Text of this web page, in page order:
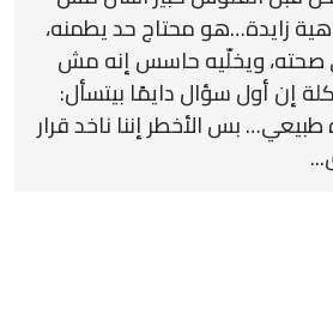
زايدة…هو محتاج حد يطمنه،
صحته، ويخلّيه حاسس إنه مش
إن أول سؤال دايمًا بيتسأل:
بس الأخطر إننا ناخد قرار